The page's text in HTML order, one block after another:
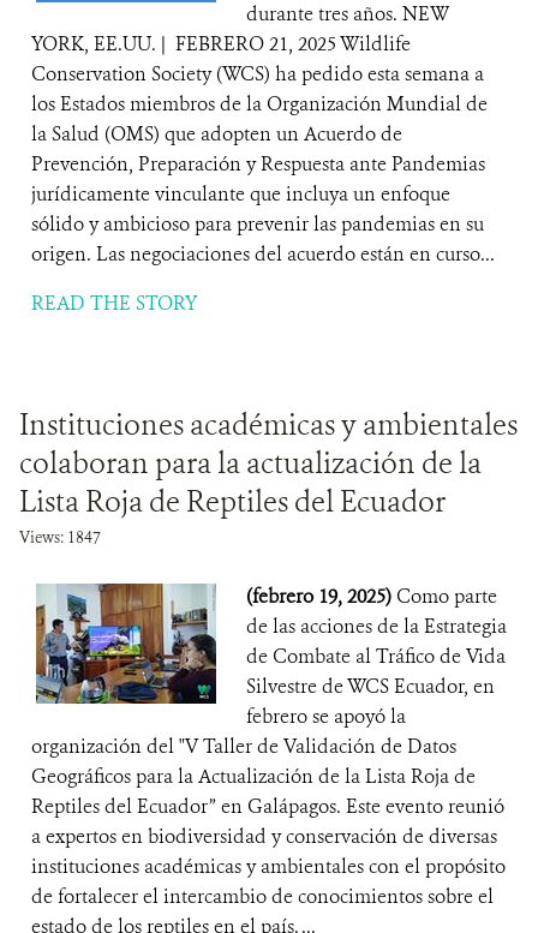
durante tres años. NEW
YORK, EE.UU. | FEBRERO 21, 2025 Wildlife
Conservation Society (WCS) ha pedido esta semana a
los Estados miembros de la Organización Mundial de
la Salud (OMS) que adopten un Acuerdo de
Prevención, Preparación y Respuesta ante Pandemias
jurídicamente vinculante que incluya un enfoque
sólido y ambicioso para prevenir las pandemias en su
origen. Las negociaciones del acuerdo están en curso...
READ THE STORY
Instituciones académicas y ambientales
colaboran para la actualización de la
Lista Roja de Reptiles del Ecuador
Views: 1847
(febrero 19, 2025) Como parte
de las acciones de la Estrategia
de Combate al Tráfico de Vida
Silvestre de WCS Ecuador, en
febrero se apoyó la
organización del "V Taller de Validación de Datos
Geográficos para la Actualización de la Lista Roja de
Reptiles del Ecuador” en Galápagos. Este evento reunió
a expertos en biodiversidad y conservación de diversas
instituciones académicas y ambientales con el propósito
de fortalecer el intercambio de conocimientos sobre el
estado de los reptiles en el país. ...